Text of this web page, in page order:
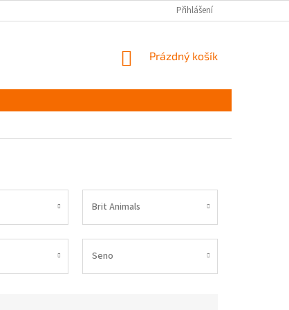
NAPIŠTE NÁMPřihlášení
NÁKUPNÍ
Prázdný košík
Brit Animals
Seno